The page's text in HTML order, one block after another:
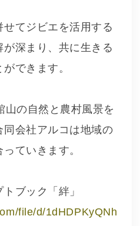
てジビエを活用する
深まり、共に生きる
できます。
山の自然と農村風景を
会社アルコは地域の
ていきます。
ブック「絆」
file/d/1dHDPKyQNh